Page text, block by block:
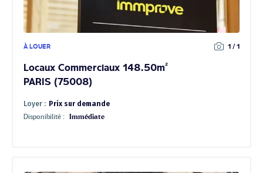
À LOUER 1 / 1
Locaux Commerciaux 148.50m²
PARIS (75008)
Loyer : Prix sur demande
Disponibilité : Immédiate